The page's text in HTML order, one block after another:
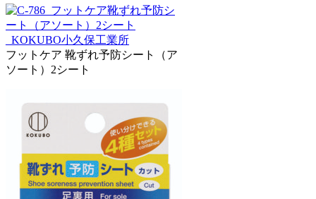
フットケア 靴ずれ予防シート（ア
ソート）2シート